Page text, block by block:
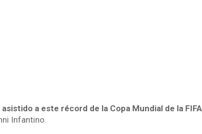
a este récord de la Copa Mundial de la
Infantino.